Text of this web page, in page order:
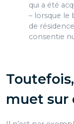
qui a été
– lorsque le
de
consentie
muet sur